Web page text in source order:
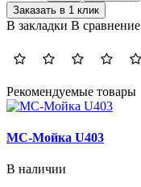
Заказать в 1 клик
В закладки В сравнение
Рекомендуемые товары
МС-Мойка U403
В наличии